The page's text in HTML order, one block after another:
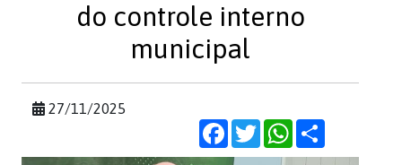
do controle interno
municipal
27/11/2025
Facebook
TwitterWhatsApp